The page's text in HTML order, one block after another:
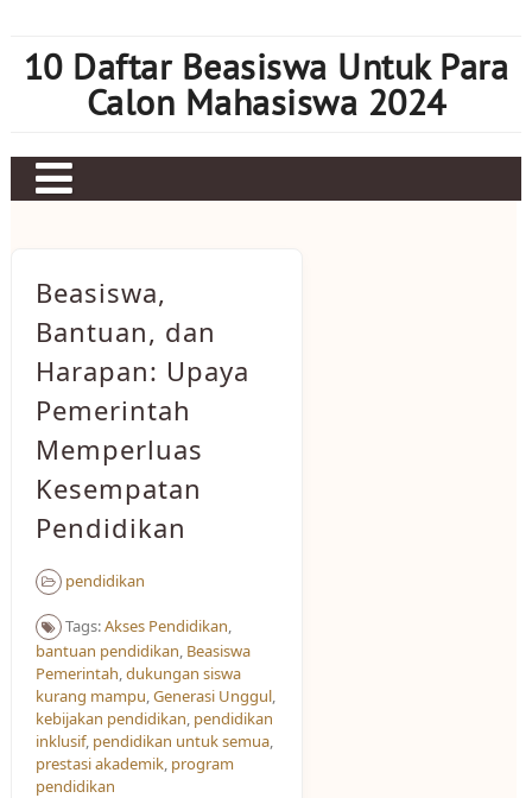
content
10 Daftar Beasiswa Untuk Para
Calon Mahasiswa 2024
Judi bola
Mahjong Ways 2
Slot Kamboja
Slot Thailand
Beasiswa,
Bantuan, dan
Harapan: Upaya
Pemerintah
Memperluas
Kesempatan
Pendidikan
pendidikan
Tags:Akses Pendidikan​,
bantuan pendidikan, Beasiswa
Pemerintah,dukungan siswa
kurang mampu,Generasi Unggul,
kebijakan pendidikan, pendidikan
inklusif, pendidikan untuk semua,
prestasi akademik, program
pendidikan